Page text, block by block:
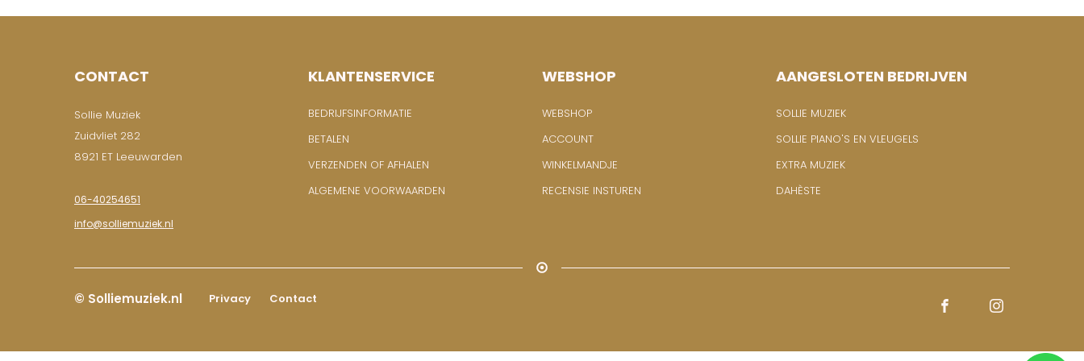
CONTACT
Sollie Muziek
Zuidvliet 282
8921 ET Leeuwarden
06-40254651
info@solliemuziek.nl
KLANTENSERVICE
BEDRIJFSINFORMATIE
BETALEN
VERZENDEN OF AFHALEN
ALGEMENE VOORWAARDEN
WEBSHOP
WEBSHOP
ACCOUNT
WINKELMANDJE
RECENSIE INSTUREN
AANGESLOTEN BEDRIJVEN
SOLLIE MUZIEK
SOLLIE PIANO'S EN VLEUGELS
EXTRA MUZIEK
DAHÈSTE
© Solliemuziek.nl Privacy Contact